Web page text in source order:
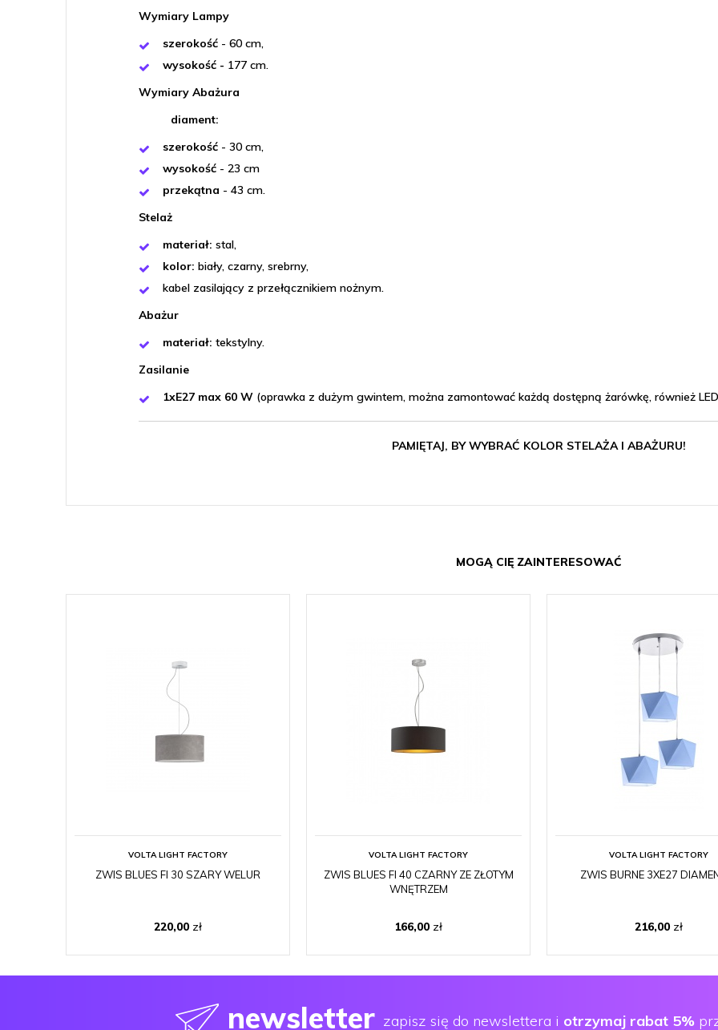
Wymiary Lampy
szerokość - 60 cm,
wysokość - 177 cm.
Wymiary Abażura
diament:
szerokość - 30 cm,
wysokość - 23 cm
przekątna - 43 cm.
Stelaż
materiał: stal,
kolor: biały, czarny, srebrny,
kabel zasilający z przełącznikiem nożnym.
Abażur
materiał: tekstylny.
Zasilanie
1xE27 max 60 W (oprawka z dużym gwintem, można zamontować każdą dostępną żarówkę, również
PAMIĘTAJ, BY WYBRAĆ KOLOR STELAŻA I ABAŻURU!
MOGĄ CIĘ ZAINTERESOWAĆ
VOLTA LIGHT FACTORY
ZWIS BLUES FI 30 SZARY WELUR
220,00 zł
VOLTA LIGHT FACTORY
ZWIS BLUES FI 40 CZARNY ZE ZŁOTYM
WNĘTRZEM
166,00 zł
VOLTA LIGHT FACTORY
ZWIS BURNE 3XE27
216,00 zł
newsletter zapisz się do newslettera i otrzymaj rabat 5%